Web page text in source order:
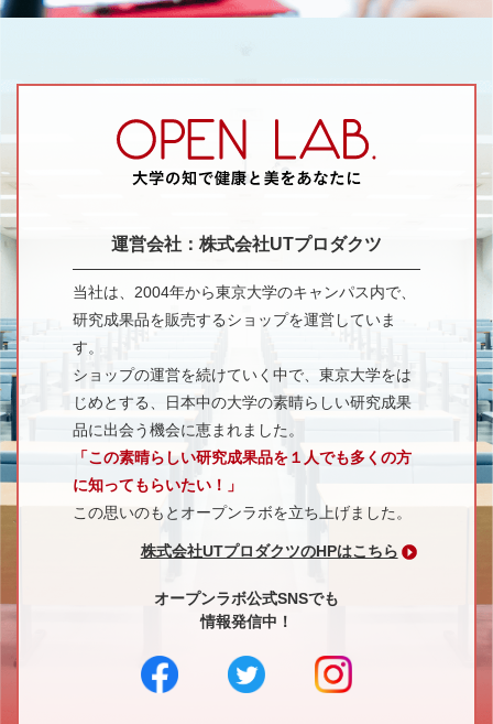
運営会社：株式会社UTプロダクツ
当社は、2004年から東京大学のキャンパス内で、
研究成果品を販売するショップを運営していま
す。
ショップの運営を続けていく中で、東京大学をは
じめとする、日本中の大学の素晴らしい研究成果
品に出会う機会に恵まれました。
「この素晴らしい研究成果品を１人でも多くの方
に知ってもらいたい！」
この思いのもとオープンラボを立ち上げました。
株式会社UTプロダクツのHPはこちら
オープンラボ公式SNSでも
情報発信中！